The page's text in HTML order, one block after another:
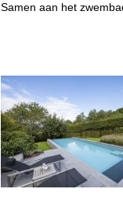
Samen aan het